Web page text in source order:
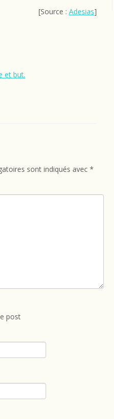
[Source : Adesias]
et but.
sont indiqués avec *
post